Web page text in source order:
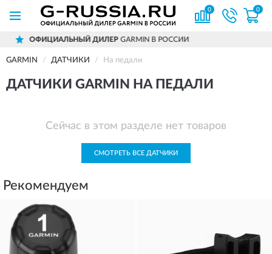
0 0
ДИЛЕРGARMIN В РОССИИ
GARMIN ДАТЧИКИ На педали
ДАТЧИКИ GARMIN НА ПЕДАЛИ
Сейчас в этом разделе нет товаров
СМОТРЕТЬ ВСЕ ДАТЧИКИ
Рекомендуем